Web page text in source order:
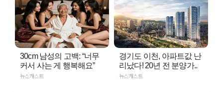
30cm 남성의 고백: “너무
커서 사는 게 행복해요”
뉴스캐스트
경기도 이천, 아파트값 난
리났다! 20년 전 분양가..
뉴스캐스트